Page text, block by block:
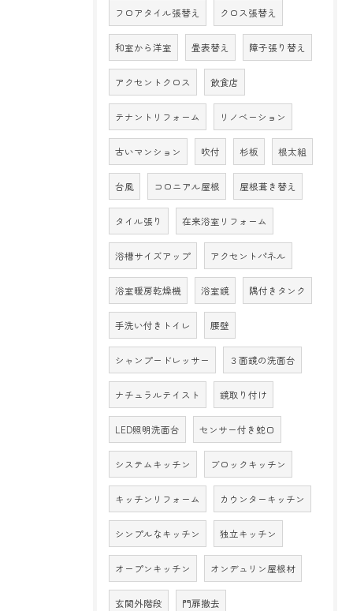
フロアタイル張替え クロス張替え
和室から洋室 畳表替え 障子張り替え
アクセントクロス 飲食店
テナントリフォーム リノベーション
古いマンション 吹付 杉板 根太組
台風 コロニアル屋根 屋根葺き替え
タイル張り 在来浴室リフォーム
浴槽サイズアップ アクセントパネル
浴室暖房乾燥機 浴室鏡 隅付きタンク
手洗い付きトイレ 腰壁
シャンプードレッサー ３面鏡の洗面台
ナチュラルテイスト 鏡取り付け
LED照明洗面台 センサー付き蛇口
システムキッチン ブロックキッチン
キッチンリフォーム カウンターキッチン
シンプルなキッチン 独立キッチン
オープンキッチン オンデュリン屋根材
玄関外階段 門扉撤去